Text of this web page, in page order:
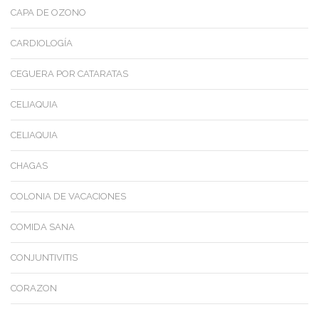
CAPA DE OZONO
CARDIOLOGÍA
CEGUERA POR CATARATAS
CELIAQUIA
CELIAQUIA
CHAGAS
COLONIA DE VACACIONES
COMIDA SANA
CONJUNTIVITIS
CORAZON